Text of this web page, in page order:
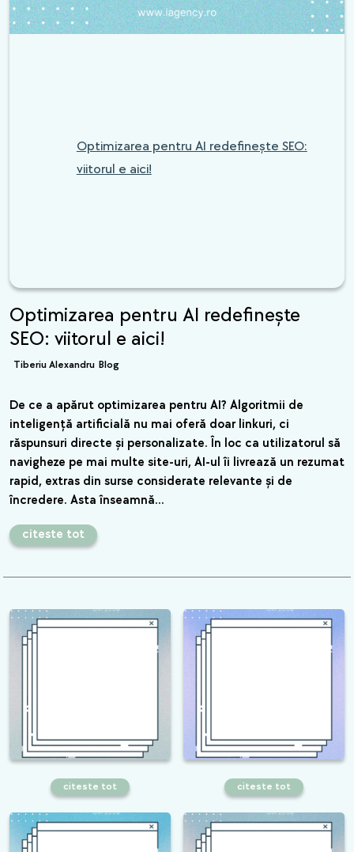
Optimizarea pentru AI redefinește SEO:
viitorul e aici!
Optimizarea pentru AI redefinește
SEO: viitorul e aici!
Tiberiu Alexandru Blog
De ce a apărut optimizarea pentru AI? Algoritmii de
inteligență artificială nu mai oferă doar linkuri, ci
răspunsuri directe și personalizate. În loc ca utilizatorul să
navigheze pe mai multe site-uri, AI-ul îi livrează un rezumat
rapid, extras din surse considerate relevante și de
încredere. Asta înseamnă…
citeste tot
Cum să folosești inteligența
artificială în marketingul digital pentru
a-ți crește afacerea în 2025
citeste tot
​Chatbot-urile AI și impactul lor
asupra experienței clienților online
citeste tot